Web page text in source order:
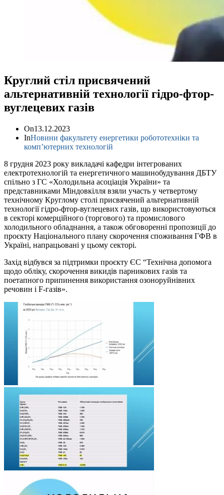
Круглий стіл присвячений
альтернативній технології гідро-фтор-
вуглецевих газів
On13.12.2023
InНовини факультету енергетики робототехніки та
комп’ютерних технологій
8 грудня 2023 року викладачі кафедри інтегрованих
електротехнологій та енергетичного машинобудування ДБТУ
спільно з ГС «Холодильна асоціація України» та
представниками Міндовкілля взяли участь у четвертому
технічному Круглому столі присвячений альтернативній
технології гідро-фтор-вуглецевих газів, що використовуються
в секторі комерційного (торгового) та промислового
холодильного обладнання, а також обговоренні пропозиції до
проєкту Національного плану скорочення споживання ГФВ в
Україні, напрацьовані у цьому секторі.
Захід відбувся за підтримки проєкту ЄС “Технічна допомога
щодо обліку, скорочення викидів парникових газів та
поетапного припинення використання озоноруйнівних
речовин і F-газів».